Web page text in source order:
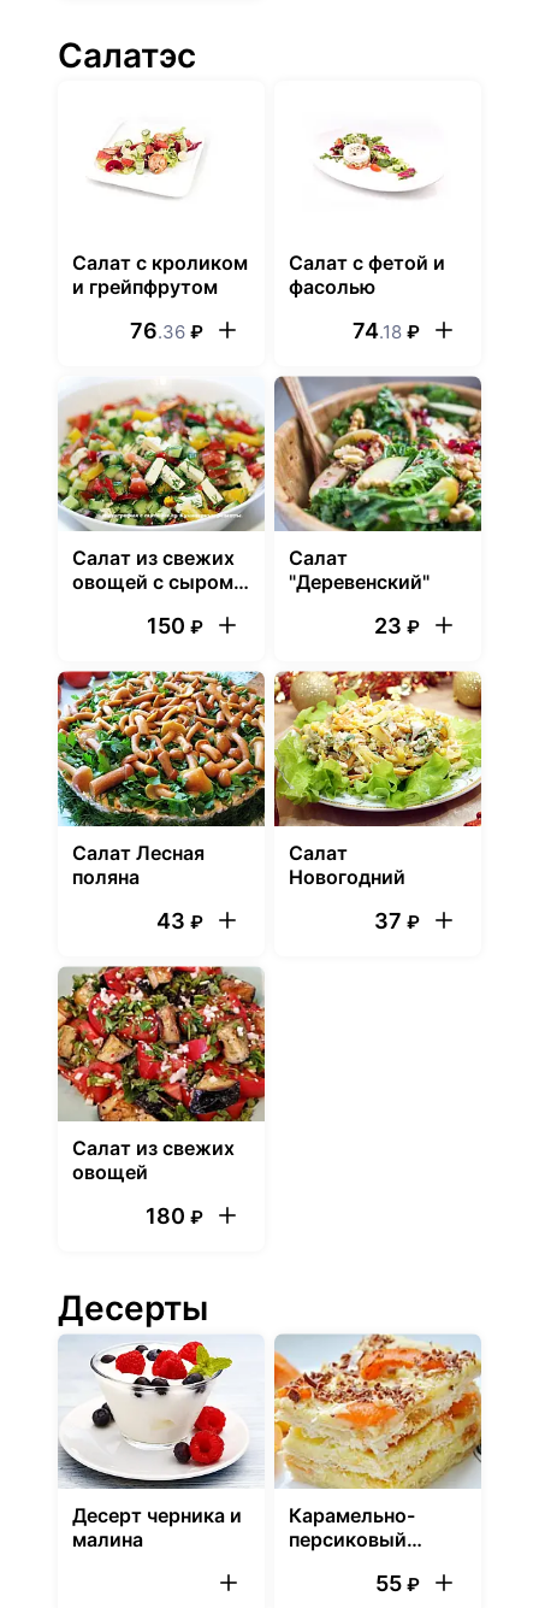
Салатэс
Cалат с кроликом
и грейпфрутом
76.36 ₽
Cалат с фетой и
фасолью
74.18 ₽
Салат из свежих
овощей с сыром
150 ₽
Салат
"Деревенский"
23 ₽
Салат Лесная
поляна
43 ₽
Салат
Новогодний
37 ₽
Салат из свежих
овощей
180 ₽
Десерты
Десерт черника и
малина
Карамельно-
персиковый
55 ₽